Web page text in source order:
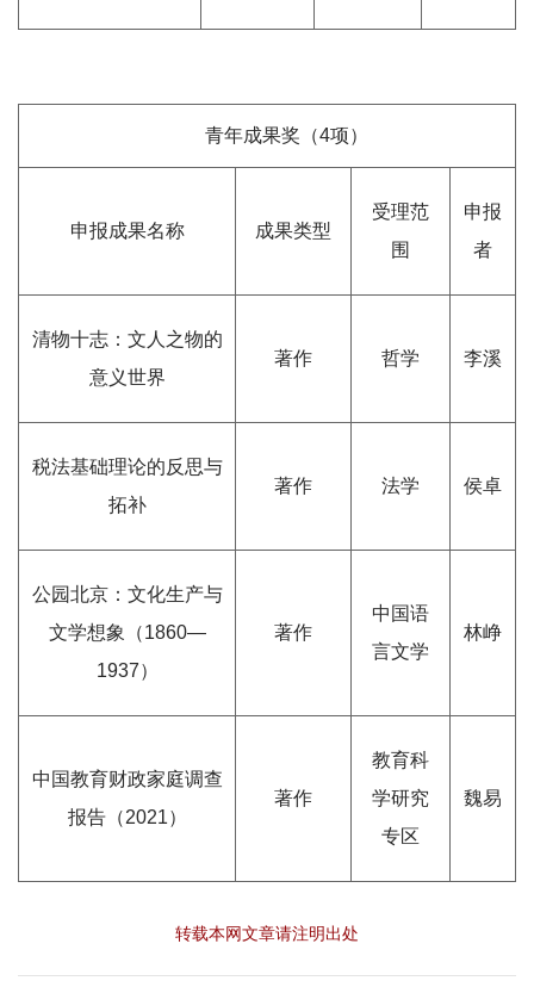
青年成果奖（4项）
申报成果名称 成果类型
受理范
围
申报
者
清物十志：文人之物的
意义世界
著作 哲学 李溪
税法基础理论的反思与
拓补
著作 法学 侯卓
公园北京：文化生产与
文学想象（1860—
1937）
著作
中国语
言文学
林峥
中国教育财政家庭调查
报告（2021）
著作
教育科
学研究
专区
魏易
转载本网文章请注明出处